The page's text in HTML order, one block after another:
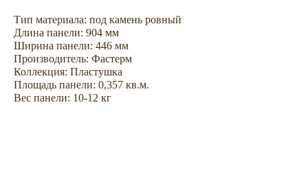
Тип материала: под камень ровный
Длина панели: 904 мм
Ширина панели: 446 мм
Производитель: Фастерм
Коллекция: Пластушка
Площадь панели: 0,357 кв.м.
Вес панели: 10-12 кг